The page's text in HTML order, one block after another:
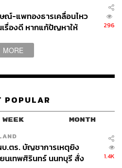
-แพทองธารเคลื่อนไหว
รื่องดี หากแก้ปัญหาให้
296
MORE
POPULAR
WEEK MONTH
.ตร. บัญชาการเหตุยิง
ยนเทพศิรินทร์ นนทบุรี สั่ง
1.4K